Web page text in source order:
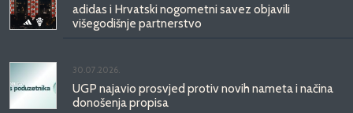
adidas i Hrvatski nogometni savez objavili
višegodišnje partnerstvo
30.07.2026.
UGP najavio prosvjed protiv novih nameta i načina
donošenja propisa